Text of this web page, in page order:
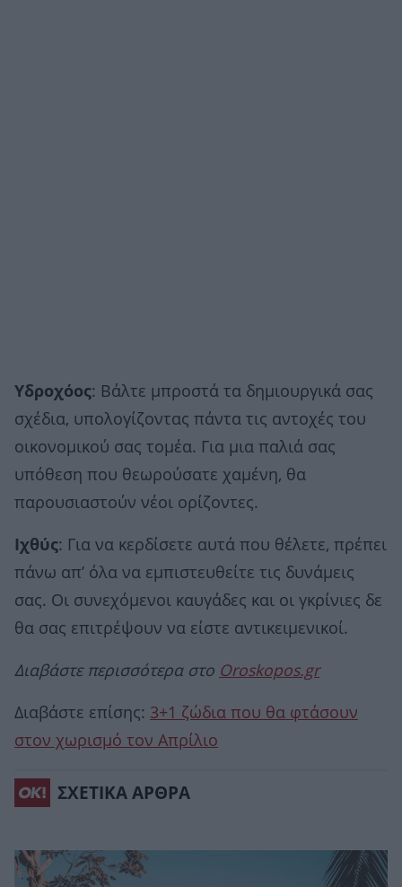
Υδροχόος: Βάλτε μπροστά τα δημιουργικά σας
σχέδια, υπολογίζοντας πάντα τις αντοχές του
οικονομικού σας τομέα. Για μια παλιά σας
υπόθεση που θεωρούσατε χαμένη, θα
παρουσιαστούν νέοι ορίζοντες.
Ιχθύς: Για να κερδίσετε αυτά που θέλετε, πρέπει
πάνω απ’ όλα να εμπιστευθείτε τις δυνάμεις
σας. Οι συνεχόμενοι καυγάδες και οι γκρίνιες δε
θα σας επιτρέψουν να είστε αντικειμενικοί.
Διαβάστε περισσότερα στο Oroskopos.gr
Διαβάστε επίσης: 3+1 ζώδια που θα φτάσουν
στον χωρισμό τον Απρίλιο
ΣΧΕΤΙΚΑ ΑΡΘΡΑ